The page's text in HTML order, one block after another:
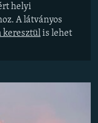
helyi
A látványos
keresztülis lehet